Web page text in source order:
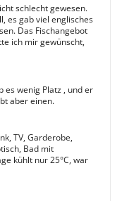
schlecht gewesen.
es gab viel englisches
Das Fischangebot
ich mir gewünscht,
es wenig Platz , und er
aber einen.
TV, Garderobe,
Bad mit
kühlt nur 25°C, war